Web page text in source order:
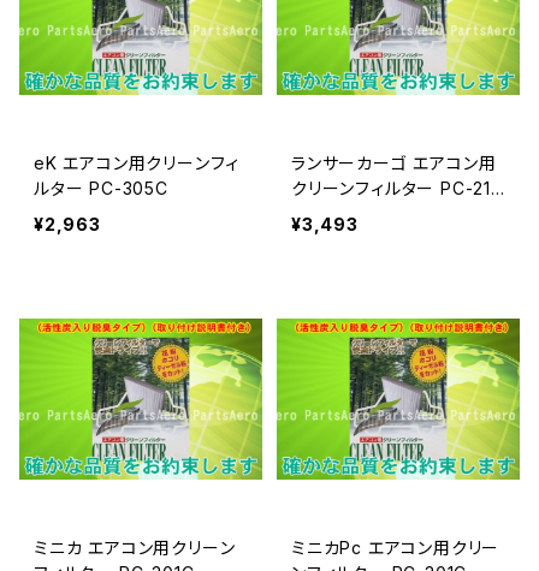
eK エアコン用クリーンフィ
ルター PC-305C
¥2,963
ランサーカーゴ エアコン用
クリーンフィルター PC-214
C
¥3,493
ミニカ エアコン用クリーン
ミニカPc エアコン用クリー